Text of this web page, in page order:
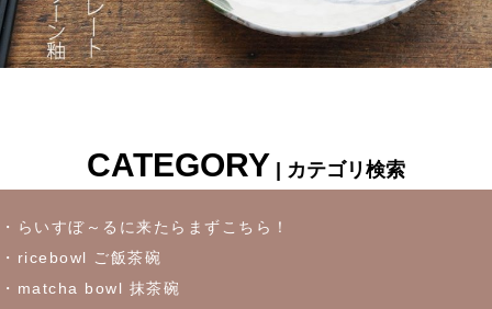
CATEGORY | カテゴリ検索
・らいすぼ～るに来たらまずこちら！
・ricebowl ご飯茶碗
・matcha bowl 抹茶碗